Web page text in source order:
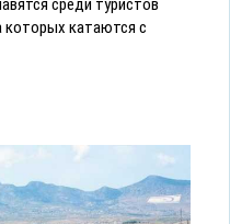
среди туристов
катаются с